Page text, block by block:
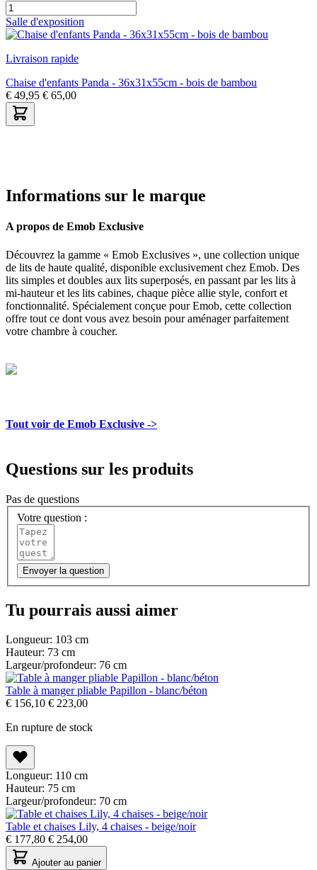
Salle d'exposition
Livraison rapide
Chaise d'enfants Panda - 36x31x55cm - bois de bambou
€ 49,95 € 65,00
Informations sur le marque
A propos de Emob Exclusive
Découvrez la gamme « Emob Exclusives », une collection unique
de lits de haute qualité, disponible exclusivement chez Emob. Des
lits simples et doubles aux lits superposés, en passant par les lits à
mi-hauteur et les lits cabines, chaque pièce allie style, confort et
fonctionnalité. Spécialement conçue pour Emob, cette collection
offre tout ce dont vous avez besoin pour aménager parfaitement
votre chambre à coucher.
Tout voir de Emob Exclusive ->
Questions sur les produits
Pas de questions
Votre question :
Envoyer la question
Tu pourrais aussi aimer
Longueur: 103 cm
Hauteur: 73 cm
Largeur/profondeur: 76 cm
Table à manger pliable Papillon - blanc/béton
€ 156,10 € 223,00
En rupture de stock
Longueur: 110 cm
Hauteur: 75 cm
Largeur/profondeur: 70 cm
Table et chaises Lily, 4 chaises - beige/noir
€ 177,80 € 254,00
Ajouter au panier